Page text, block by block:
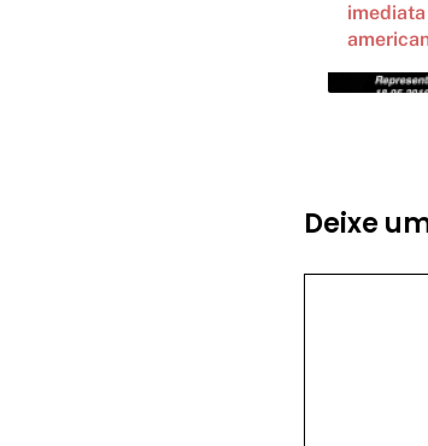
Deixe